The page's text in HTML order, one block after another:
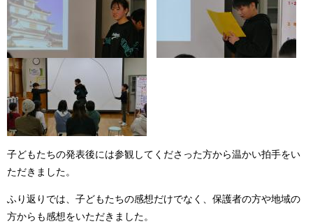
子どもたちの発表後には参観してくださった方から温かい拍手をい
ただきました。
ふり返りでは、子どもたちの感想だけでなく、保護者の方や地域の
方からも感想をいただきました。